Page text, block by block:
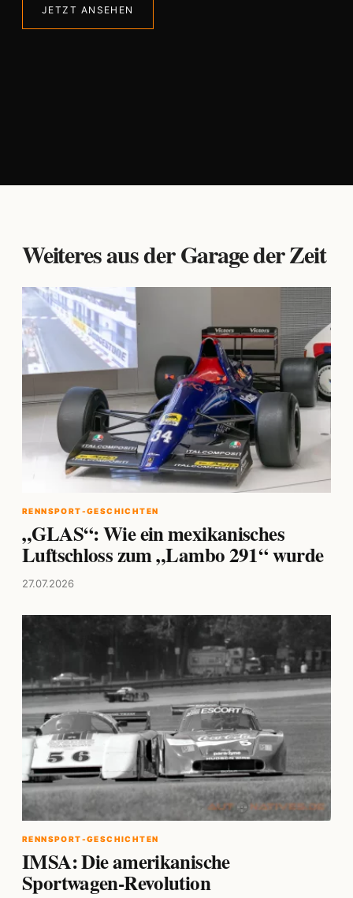
JETZT ANSEHEN
Weiteres aus der Garage der Zeit
RENNSPORT-GESCHICHTEN
„GLAS“: Wie ein mexikanisches
Luftschloss zum „Lambo 291“ wurde
27.07.2026
RENNSPORT-GESCHICHTEN
IMSA: Die amerikanische
Sportwagen-Revolution